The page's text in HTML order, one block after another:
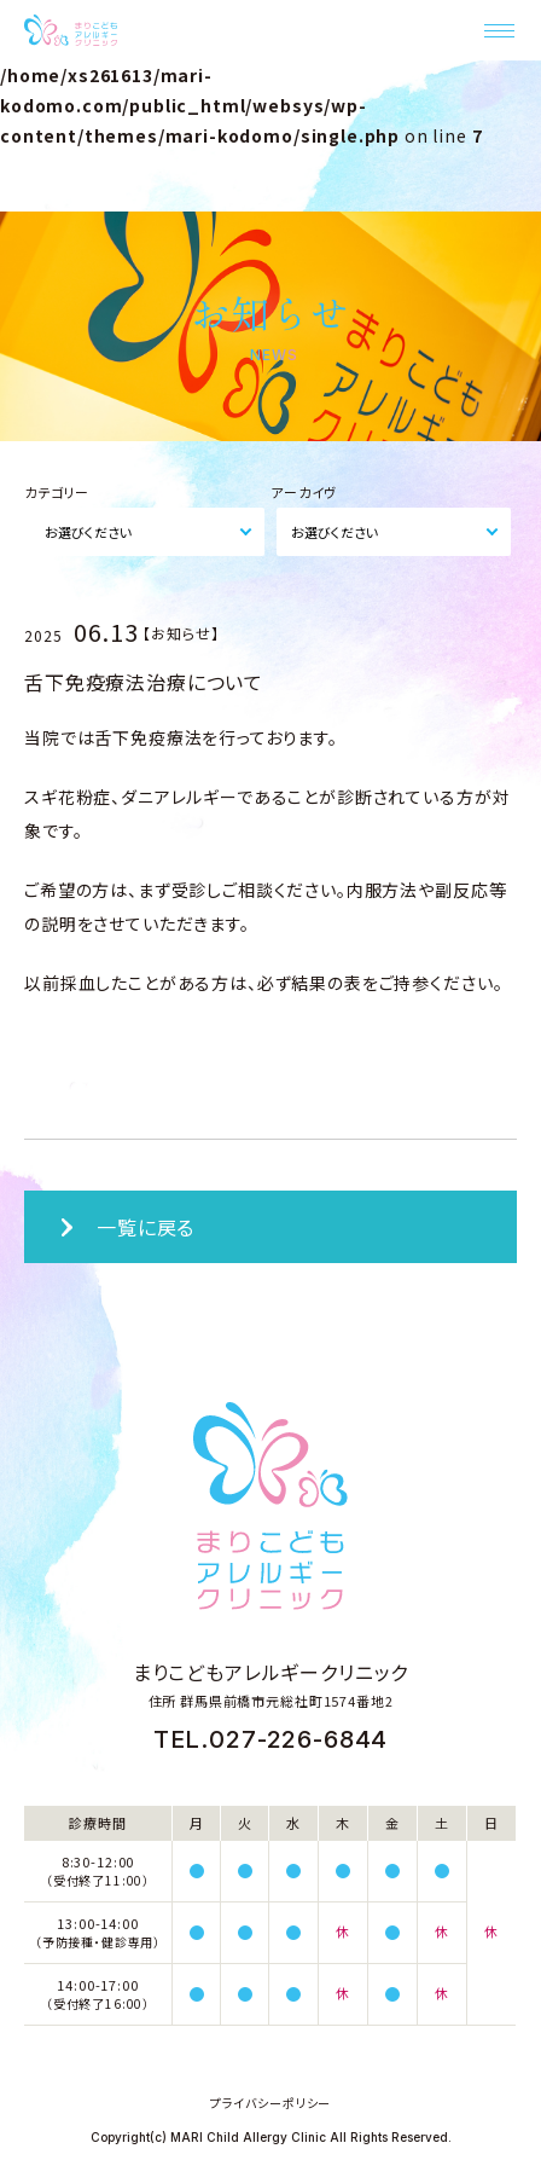
Warning: Undefined property: stdClass::$label in
/home/xs261613/mari-
kodomo.com/public_html/websys/wp-
content/themes/mari-kodomo/single.phpon line 7
お知らせ
NEWS
カテゴリー アーカイヴ
2025 06.13 【お知らせ】
舌下免疫療法治療について
当院では舌下免疫療法を行っております。
スギ花粉症、ダニアレルギーであることが診断されている方が対
象です。
ご希望の方は、まず受診しご相談ください。内服方法や副反応等
の説明をさせていただきます。
以前採血したことがある方は、必ず結果の表をご持参ください。
一覧に戻る
まりこどもアレルギークリニック
住所 群馬県前橋市元総社町1574番地2
TEL.027-226-6844
診療時間 月 火 水 木 金 土
日
8:30-12:00
（受付終了11:00）
休
13:00-14:00
（予防接種・健診専用） 休 休
14:00-17:00
（受付終了16:00） 休 休
Copyright(c) MARI Child Allergy Clinic All Rights Reserved.
プライバシーポリシー